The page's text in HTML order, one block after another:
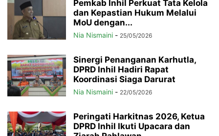
Pemkab Inhil Perkuat Tata Kelola
dan Kepastian Hukum Melalui
MoU dengan...
Nia Nismaini - 25/05/2026
Sinergi Penanganan Karhutla,
DPRD Inhil Hadiri Rapat
Koordinasi Siaga Darurat
Nia Nismaini - 22/05/2026
Peringati Harkitnas 2026, Ketua
DPRD Inhil Ikuti Upacara dan